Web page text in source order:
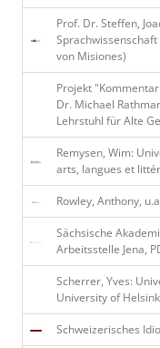
Prof. Dr. Steffen,
von Misiones)
Projekt
Dr. Michael
Lehrstuhl für Alte
Remysen, Wim:
arts, langues et
Rowley, Anthony,
Sächsische
Arbeitsstelle Jena,
Scherrer, Yves:
University of
Schweizerisches